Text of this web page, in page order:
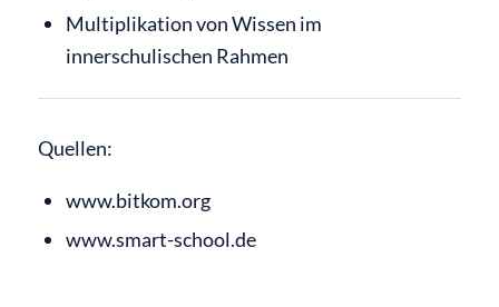
Multiplikation von Wissen im
innerschulischen Rahmen
Quellen:
www.bitkom.org
www.smart-school.de